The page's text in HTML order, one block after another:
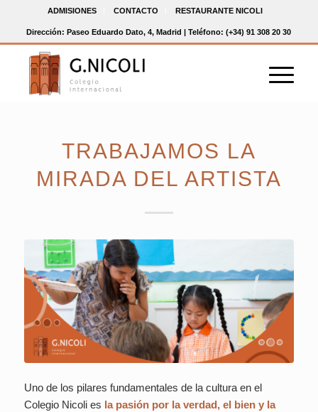
ADMISIONES CONTACTO RESTAURANTE NICOLI
Dirección: Paseo Eduardo Dato, 4, Madrid | Teléfono: (+34) 91 308 20 30
TRABAJAMOS LA
MIRADA DEL ARTISTA
Uno de los pilares fundamentales de la cultura en el
Colegio Nicoli es la pasión por la verdad, el bien y la